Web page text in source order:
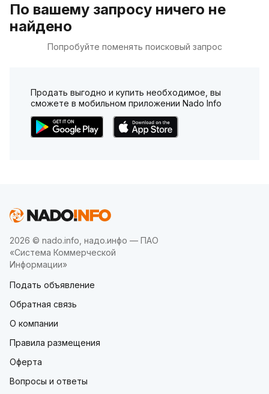
По вашему запросу ничего не
найдено
Попробуйте поменять поисковый запрос
Продать выгодно и купить необходимое, вы
сможете в мобильном приложении Nado Info
2026 © nado.info, надо.инфо — ПАО
«Система Коммерческой
Информации»
Подать объявление
Обратная связь
О компании
Правила размещения
Оферта
Вопросы и ответы